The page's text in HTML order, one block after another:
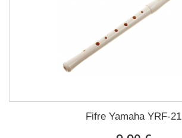
Fifre Yamaha YRF-21